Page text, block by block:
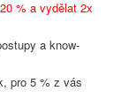
% a vydělat 2x
a know-
pro 5 % z vás